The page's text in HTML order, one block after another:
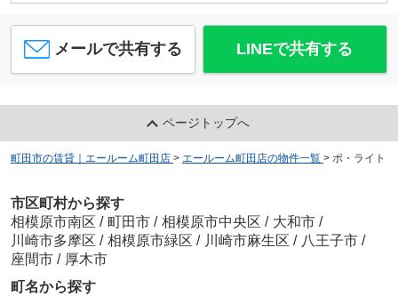
メールで共有する LINEで共有する
ページトップへ
町田市の賃貸｜エールーム町田店 > エールーム町田店の物件一覧 > ポ・ライト
市区町村から探す
相模原市南区 / 町田市 / 相模原市中央区 / 大和市 /
川崎市多摩区 / 相模原市緑区 / 川崎市麻生区 / 八王子市 /
座間市 / 厚木市
町名から探す